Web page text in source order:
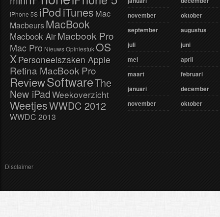
iPhone 5S iPodiTunes Mac
MacbeursMacBook
Macbook AirMacbook Pro
Mac Pro Nieuws Opiniestuk OS
XPersoneelszaken Apple
Retina MacBook Pro
ReviewSoftwareThe
New iPadWeekoverzicht
WeetjesWWDC 2012
WWDC 2013
november
oktober
september
augustus
juli
juni
mei
april
maart
februari
januari
december
november
oktober
Disclaimer